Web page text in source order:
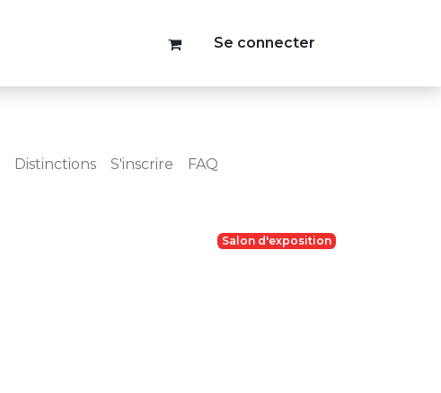
Se connecter
Distinctions S'inscrire
FAQ
Salon d'exposition